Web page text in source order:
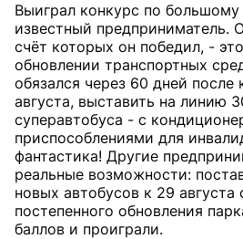
Выиграл конкурс по большому
известный предприниматель.
счёт которых он победил, -
обновлении транспортных
обязался через 60 дней после
августа, выставить на линию
суперавтобуса - с
приспособлениями для
фантастика! Другие
реальные возможности:
новых автобусов к 29 августа
постепенного обновления
баллов и проиграли.